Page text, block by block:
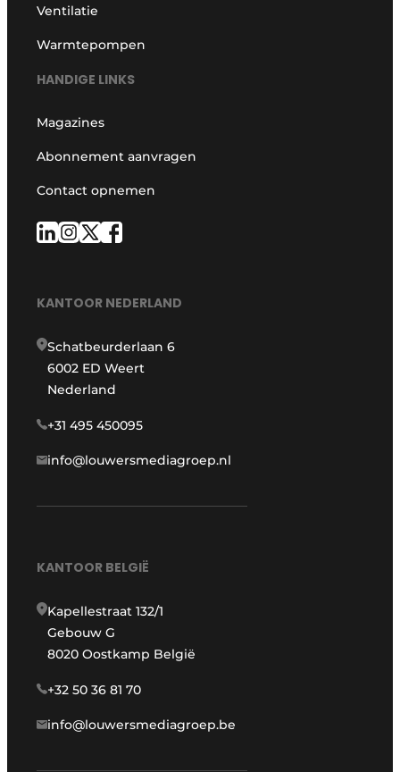
Ventilatie
Warmtepompen
HANDIGE LINKS
Magazines
Abonnement aanvragen
Contact opnemen
KANTOOR NEDERLAND
Schatbeurderlaan 6
6002 ED Weert
Nederland
+31 495 450095
info@louwersmediagroep.nl
KANTOOR BELGIË
Kapellestraat 132/1
Gebouw G
8020 Oostkamp België
+32 50 36 81 70
info@louwersmediagroep.be